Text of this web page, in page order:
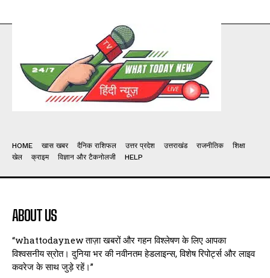
HOME खास खबर दैनिक राशिफल उत्तर प्रदेश उत्तराखंड राजनीतिक
शिक्षा
खेल
क्राइम विज्ञान और टैकनोलजी HELP
ABOUT US
“whattodaynew ताज़ा खबरों और गहन विश्लेषण के लिए आपका
विश्वसनीय स्रोत। दुनिया भर की नवीनतम हेडलाइन्स, विशेष रिपोर्ट्स और लाइव
कवरेज के साथ जुड़े रहें।”